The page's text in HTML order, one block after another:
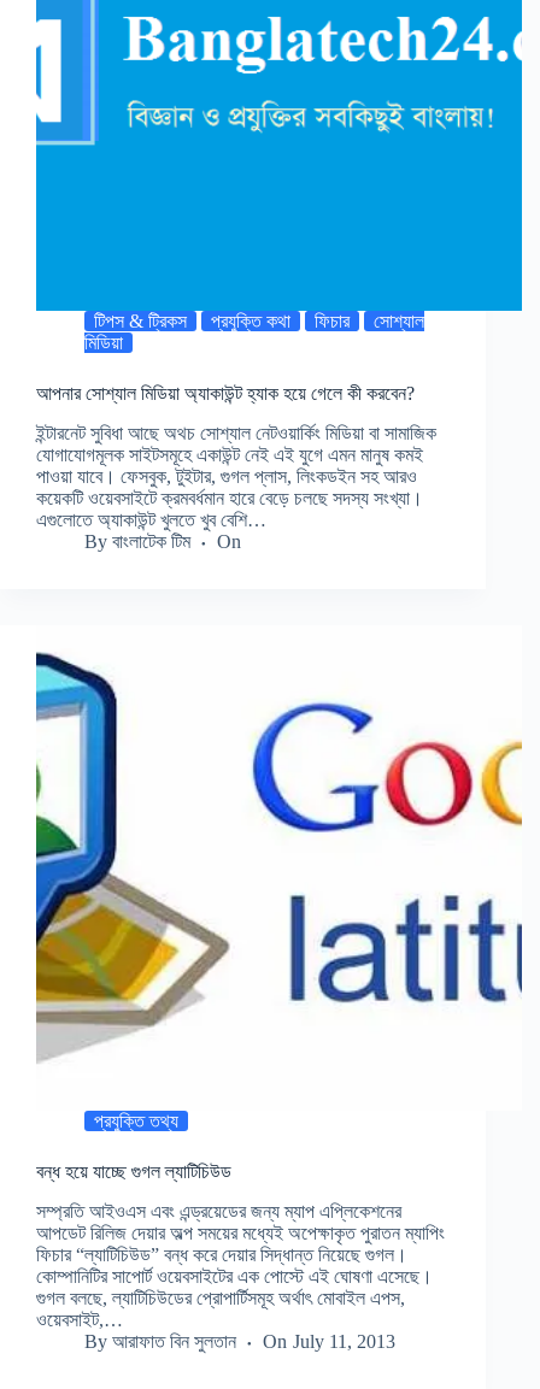
টিপস & ট্রিকস প্রযুক্তি কথা ফিচার
সোশ্যাল
মিডিয়া
আপনার সোশ্যাল মিডিয়া অ্যাকাউন্ট হ্যাক হয়ে গেলে কী করবেন?
ইন্টারনেট সুবিধা আছে অথচ সোশ্যাল নেটওয়ার্কিং মিডিয়া বা সামাজিক
যোগাযোগমূলক সাইটসমূহে একাউন্ট নেই এই যুগে এমন মানুষ কমই
পাওয়া যাবে। ফেসবুক, টুইটার, গুগল প্লাস, লিংকডইন সহ আরও
কয়েকটি ওয়েবসাইটে ক্রমবর্ধমান হারে বেড়ে চলছে সদস্য সংখ্যা।
এগুলোতে অ্যাকাউন্ট খুলতে খুব বেশি…
By বাংলাটেক টিম On
প্রযুক্তি তথ্য
বন্ধ হয়ে যাচ্ছে গুগল ল্যাটিচিউড
সম্প্রতি আইওএস এবং এন্ড্রয়েডের জন্য ম্যাপ এপ্লিকেশনের
আপডেট রিলিজ দেয়ার অল্প সময়ের মধ্যেই অপেক্ষাকৃত পুরাতন ম্যাপিং
ফিচার “ল্যাটিচিউড” বন্ধ করে দেয়ার সিদ্ধান্ত নিয়েছে গুগল।
কোম্পানিটির সাপোর্ট ওয়েবসাইটের এক পোস্টে এই ঘোষণা এসেছে।
গুগল বলছে, ল্যাটিচিউডের প্রোপার্টিসমূহ অর্থাৎ মোবাইল এপস,
ওয়েবসাইট,…
By আরাফাত বিন সুলতান On July 11, 2013